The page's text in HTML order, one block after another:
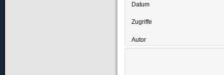
Datum
Zugriffe
Autor